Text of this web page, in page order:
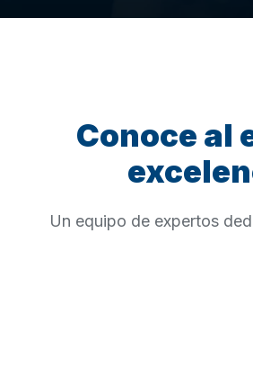
Conoce al
Un equipo de expertos